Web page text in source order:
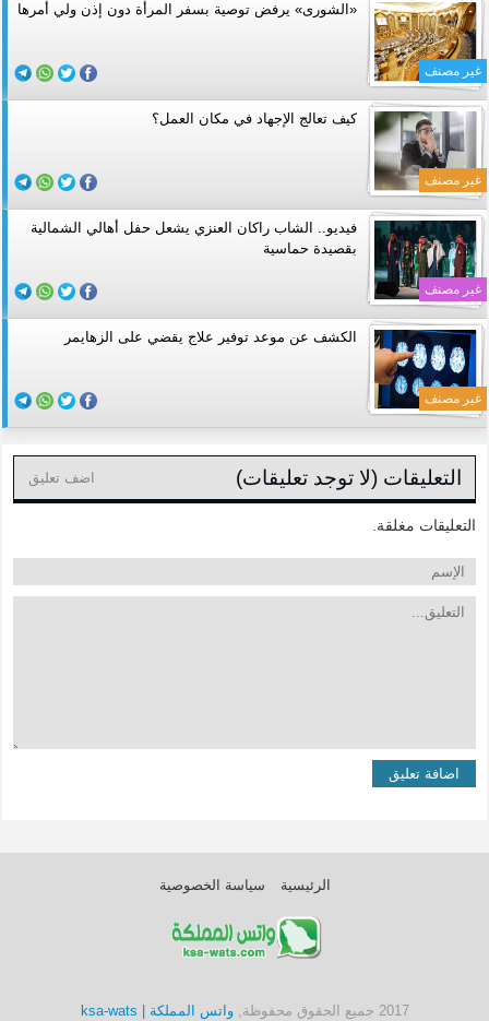
غير مصنف
«الشورى» يرفض توصية بسفر المرأة دون إذن ولي أمرها
غير مصنف
كيف تعالج الإجهاد في مكان العمل؟
غير مصنف
فيديو.. الشاب راكان العنزي يشعل حفل أهالي الشمالية
بقصيدة حماسية
غير مصنف
الكشف عن موعد توفير علاج يقضي على الزهايمر
التعليقات (لا توجد تعليقات) اضف تعليق
التعليقات مغلقة.
الرئيسية سياسة الخصوصية
2017 جميع الحقوق محفوظة, واتس المملكة | ksa-wats